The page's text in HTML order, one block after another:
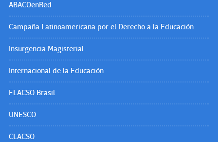
ABACOenRed
Campaña Latinoamericana por el Derecho a la Educación
Insurgencia Magisterial
Internacional de la Educación
FLACSO Brasil
UNESCO
CLACSO